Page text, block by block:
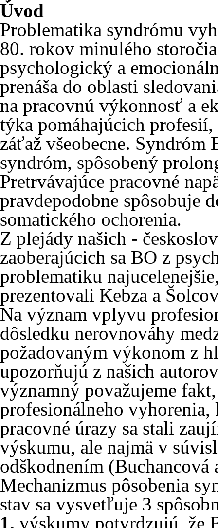
Úvod
Problematika syndrómu
80. rokov minulého
psychologický a
prenáša do oblasti
na pracovnú výkonnosť a
týka pomáhajúcich
záťaž všeobecne.
syndróm, spôsobený
Pretrvávajúce pracovné
pravdepodobne spôsobuje
somatického ochorenia.
Z plejády našich -
zaoberajúcich sa BO z
problematiku
prezentovali Kebza a
Na význam vplyvu
dôsledku nerovnováhy
požadovaným výkonom z
upozorňujú z našich
významný považujeme
profesionálneho
pracovné úrazy sa stali
výskumu, ale najmä v
odškodnením (Buchancová
Mechanizmus pôsobenia
stav sa vysvetľuje 3
1. výskumy potvrdzujú, že